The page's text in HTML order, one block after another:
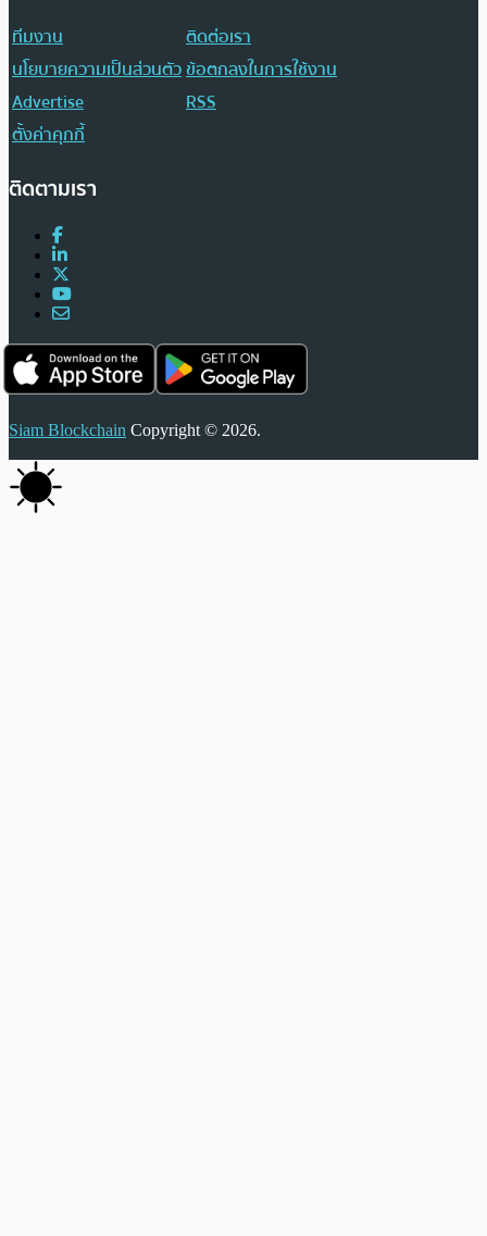
ทีมงาน
ติดต่อเรา
นโยบายความเป็นส่วนตัวข้อตกลงในการใช้งาน
Advertise
RSS
ตั้งค่าคุกกี้
ติดตามเรา
Siam Blockchain Copyright © 2026.